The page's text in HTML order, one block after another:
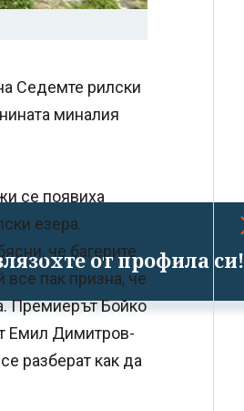
от профила си!
Седемте рилски
миналия
се появиха
езера.
че багерите
все пак призна, че
Премиерът Бойко
Емил Димитров-
разберат как да